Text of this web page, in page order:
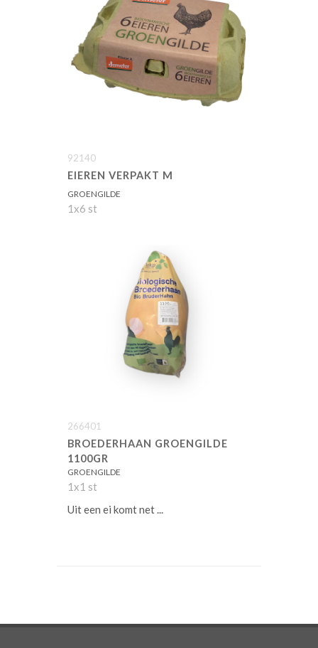
92140
EIEREN VERPAKT M
GROENGILDE
1x6 st
266401
BROEDERHAAN GROENGILDE
1100GR
GROENGILDE
1x1 st
Uit een ei komt net ...